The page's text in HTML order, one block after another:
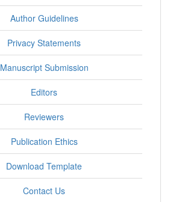
Author Guidelines
Privacy Statements
Manuscript Submission
Editors
Reviewers
Publication Ethics
Download Template
Contact Us